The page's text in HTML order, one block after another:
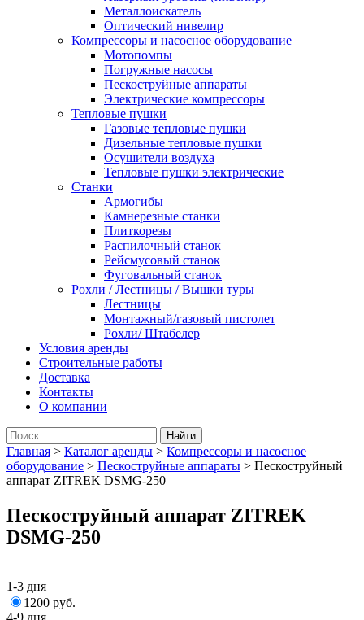
Металлоискатель
Оптический нивелир
Компрессоры и насосное оборудование
Мотопомпы
Погружные насосы
Пескоструйные аппараты
Электрические компрессоры
Тепловые пушки
Газовые тепловые пушки
Дизельные тепловые пушки
Осушители воздуха
Тепловые пушки электрические
Станки
Армогибы
Камнерезные станки
Плиткорезы
Распилочный станок
Рейсмусовый станок
Фуговальный станок
Рохли / Лестницы / Вышки туры
Лестницы
Монтажный/газовый пистолет
Рохли/ Штабелер
Условия аренды
Строительные работы
Доставка
Контакты
О компании
Главная > Каталог аренды > Компрессоры и насосное
оборудование > Пескоструйные аппараты > Пескоструйный
аппарат ZITREK DSMG-250
Пескоструйный аппарат ZITREK
DSMG-250
1-3 дня
1200 руб.
4-9 дня